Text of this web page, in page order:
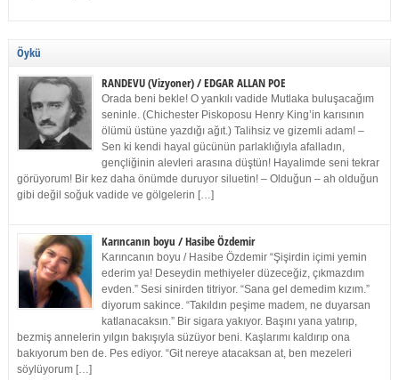
Öykü
RANDEVU (Vizyoner) / EDGAR ALLAN POE
Orada beni bekle! O yankılı vadide Mutlaka buluşacağım
seninle. (Chichester Piskoposu Henry King’in karısının
ölümü üstüne yazdığı ağıt.) Talihsiz ve gizemli adam! –
Sen ki kendi hayal gücünün parlaklığıyla afalladın,
gençliğinin alevleri arasına düştün! Hayalimde seni tekrar
görüyorum! Bir kez daha önümde duruyor siluetin! – Olduğun – ah olduğun
gibi değil soğuk vadide ve gölgelerin […]
Karıncanın boyu / Hasibe Özdemir
Karıncanın boyu / Hasibe Özdemir “Şişirdin içimi yemin
ederim ya! Deseydin methiyeler düzeceğiz, çıkmazdım
evden.” Sesi sinirden titriyor. “Sana gel demedim kızım.”
diyorum sakince. “Takıldın peşime madem, ne duyarsan
katlanacaksın.” Bir sigara yakıyor. Başını yana yatırıp,
bezmiş annelerin yılgın bakışıyla süzüyor beni. Kaşlarımı kaldırıp ona
bakıyorum ben de. Pes ediyor. “Git nereye atacaksan at, ben mezeleri
söylüyorum […]